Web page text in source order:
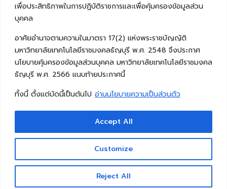
เพื่อประสิทธิภาพในการปฏิบัติราชการและเพื่อคุ้มครองข้อมูลส่วน
บุคคล
อาศัยอำนาจตามความในมาตรา 17(2) แห่งพระราชบัญญัติ
มหาวิทยาลัยเทคโนโลยีราชมงคลธัญบุรี พ.ศ. 2548 จึงประกาศ
นโยบายคุ้มครองข้อมูลส่วนบุคคล มหาวิทยาลัยเทคโนโลยีราชมงคล
ธัญบุรี พ.ศ. 2566 แนบท้ายประกาศนี้
ทั้งนี้ ตั้งแต่บัดนี้เป็นต้นไป อ่านนโยบายความเป็นส่วนตัว
Customize
Reject All
Accept All
Copyright © 2026 คณะวิศวกรรมศาสตร์ มหาวิทยาลัย
เทคโนโลยีราชมงคลธัญบุรี